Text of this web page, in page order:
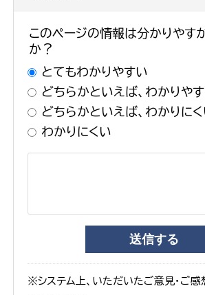
このページの情報は分かりやす
か？
とてもわかりやすい
どちらかといえば、わかりや
どちらかといえば、わかりに
わかりにくい
※システム上、いただいたご意見・ご